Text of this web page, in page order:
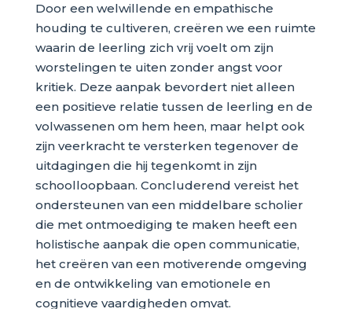
Door een welwillende en empathische
houding te cultiveren, creëren we een ruimte
waarin de leerling zich vrij voelt om zijn
worstelingen te uiten zonder angst voor
kritiek. Deze aanpak bevordert niet alleen
een positieve relatie tussen de leerling en de
volwassenen om hem heen, maar helpt ook
zijn veerkracht te versterken tegenover de
uitdagingen die hij tegenkomt in zijn
schoolloopbaan. Concluderend vereist het
ondersteunen van een middelbare scholier
die met ontmoediging te maken heeft een
holistische aanpak die open communicatie,
het creëren van een motiverende omgeving
en de ontwikkeling van emotionele en
cognitieve vaardigheden omvat.